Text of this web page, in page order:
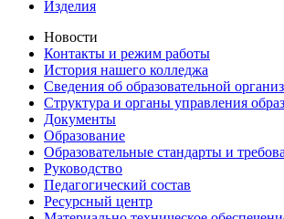
Изделия
Новости
Контакты и режим работы
История нашего колледжа
Сведения об образовательной
Структура и органы управления
Документы
Образование
Образовательные стандарты и
Руководство
Педагогический состав
Ресурсный центр